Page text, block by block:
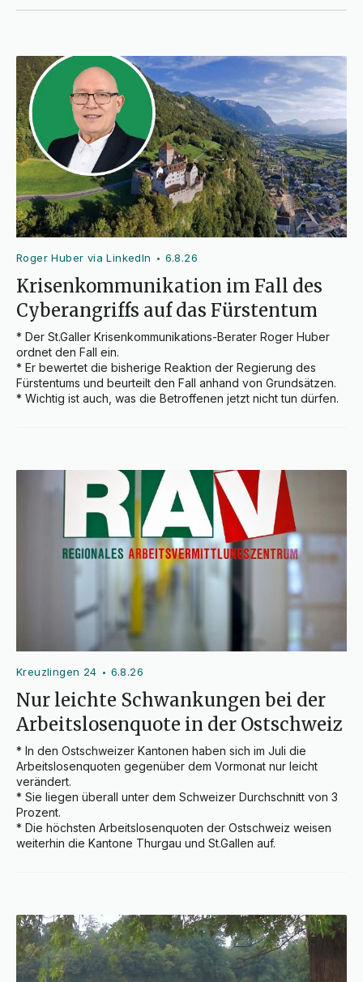
Roger Huber via LinkedIn • 6.8.26
Krisenkommunikation im Fall des
Cyberangriffs auf das Fürstentum
* Der St.Galler Krisenkommunikations-Berater Roger Huber
ordnet den Fall ein.
* Er bewertet die bisherige Reaktion der Regierung des
Fürstentums und beurteilt den Fall anhand von Grundsätzen.
* Wichtig ist auch, was die Betroffenen jetzt nicht tun dürfen.
Kreuzlingen 24 • 6.8.26
Nur leichte Schwankungen bei der
Arbeitslosenquote in der Ostschweiz
* In den Ostschweizer Kantonen haben sich im Juli die
Arbeitslosenquoten gegenüber dem Vormonat nur leicht
verändert.
* Sie liegen überall unter dem Schweizer Durchschnitt von 3
Prozent.
* Die höchsten Arbeitslosenquoten der Ostschweiz weisen
weiterhin die Kantone Thurgau und St.Gallen auf.